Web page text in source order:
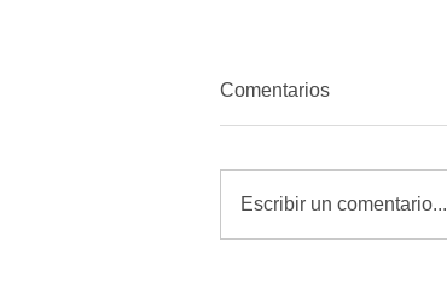
Comentarios
Escribir un comentario...